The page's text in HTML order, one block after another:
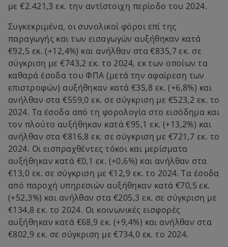
με €2.421,3 εκ. την αντίστοιχη περίοδο του 2024.
Συγκεκριμένα, οι συνολικοί φόροι επί της
παραγωγής και των εισαγωγών αυξήθηκαν κατά
€92,5 εκ. (+12,4%) και ανήλθαν στα €835,7 εκ. σε
σύγκριση με €743,2 εκ. το 2024, εκ των οποίων τα
καθαρά έσοδα του ΦΠΑ (μετά την αφαίρεση των
επιστροφών) αυξήθηκαν κατά €35,8 εκ. (+6,8%) και
ανήλθαν στα €559,0 εκ. σε σύγκριση με €523,2 εκ. το
2024. Τα έσοδα από τη φορολογία στο εισόδημα και
τον πλούτο αυξήθηκαν κατά €95,1 εκ. (+13,2%) και
ανήλθαν στα €816,8 εκ. σε σύγκριση με €721,7 εκ. το
2024. Οι εισπραχθέντες τόκοι και μερίσματα
αυξήθηκαν κατά €0,1 εκ. (+0,6%) και ανήλθαν στα
€13,0 εκ. σε σύγκριση με €12,9 εκ. το 2024. Τα έσοδα
από παροχή υπηρεσιών αυξήθηκαν κατά €70,5 εκ.
(+52,3%) και ανήλθαν στα €205,3 εκ. σε σύγκριση με
€134,8 εκ. το 2024. Οι κοινωνικές εισφορές
αυξήθηκαν κατά €68,9 εκ. (+9,4%) και ανήλθαν στα
€802,9 εκ. σε σύγκριση με €734,0 εκ. το 2024.